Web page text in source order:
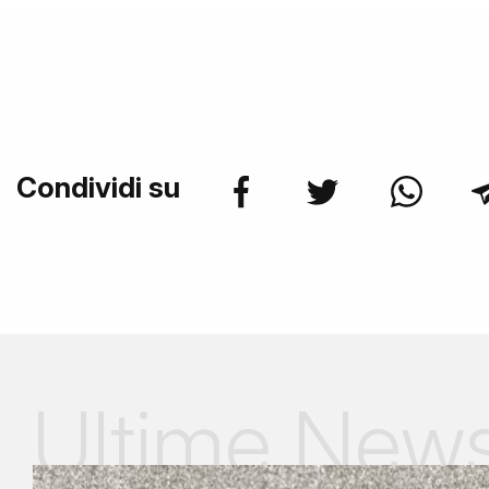
Condividi su
Ultime